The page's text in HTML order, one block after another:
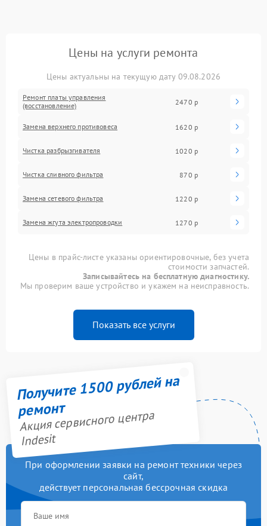
Цены на услуги ремонта
Цены актуальны на текущую дату 09.08.2026
Ремонт платы управления
(восстановление)
2470 р
Замена верхнего противовеса 1620 р
Чистка разбрызгивателя 1020 р
Чистка сливного фильтра 870 р
Замена сетевого фильтра 1220 р
Замена жгута электропроводки 1270 р
Цены в прайс-листе указаны ориентировочные, без учета
стоимости запчастей.
Записывайтесь на бесплатную диагностику.
Мы проверим ваше устройство и укажем на неисправность.
Показать все услуги
Получите 1500 рублей на
ремонт
Акция сервисного центра
Indesit
При оформлении заявки на ремонт техники через
сайт,
действует персональная бессрочная скидка